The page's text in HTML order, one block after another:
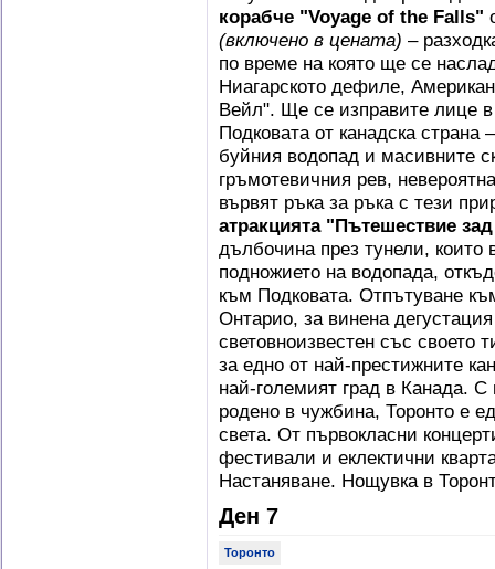
корабче "Voyage of the Falls"
(включено в цената) –
по време на която ще се
Ниагарското дефиле,
Вейл". Ще се изправите лице
Подковата от канадска
буйния водопад и масивните
гръмотевичния рев,
вървят ръка за ръка с тези
атракцията "Пътешествие
дълбочина през тунели,
подножието на водопада,
към Подковата. Отпътуване
Онтарио, за винена
световноизвестен със своето
за едно от най-престижните
най-големият град в Канада. С
родено в чужбина, Торонто е
света. От първокласни
фестивали и еклектични
Настаняване. Нощувка в
Ден 7
Торонто